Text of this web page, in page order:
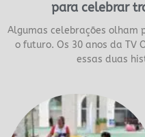
para celebrar
Algumas celebrações olham
o futuro. Os 30 anos da TV
essas duas